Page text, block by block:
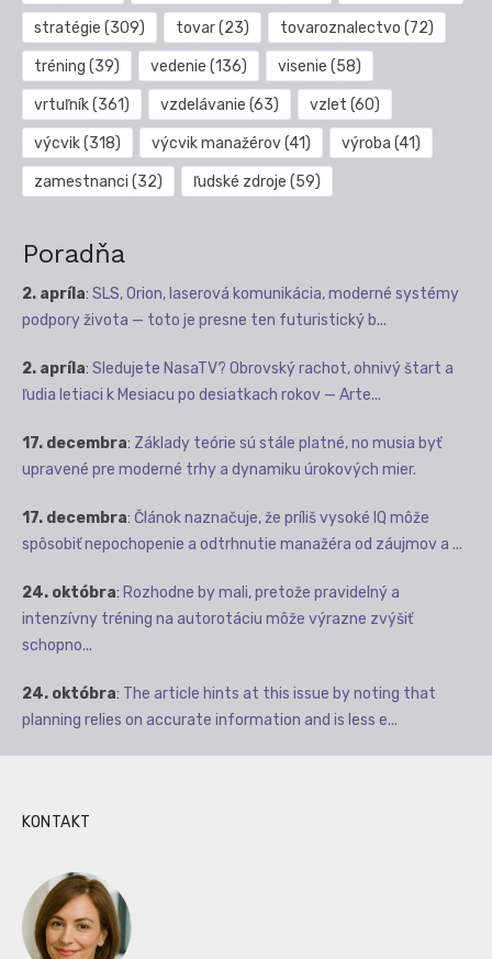
stratégie (309) tovar(23) tovaroznalectvo (72)
tréning (39) vedenie (136) visenie (58)
vrtuľník(361) vzdelávanie (63) vzlet (60)
výcvik(318) výcvik manažérov(41) výroba (41)
zamestnanci (32) ľudské zdroje (59)
Poradňa
2. apríla: SLS, Orion, laserová komunikácia, moderné systémy
podpory života — toto je presne ten futuristický b...
2. apríla: Sledujete NasaTV? Obrovský rachot, ohnivý štart a
ľudia letiaci k Mesiacu po desiatkach rokov — Arte...
17. decembra: Základy teórie sú stále platné, no musia byť
upravené pre moderné trhy a dynamiku úrokových mier.
17. decembra: Článok naznačuje, že príliš vysoké IQ môže
spôsobiť nepochopenie a odtrhnutie manažéra od záujmov a ...
24. októbra: Rozhodne by mali, pretože pravidelný a
intenzívny tréning na autorotáciu môže výrazne zvýšiť
schopno...
24. októbra: The article hints at this issue by noting that
planning relies on accurate information and is less e...
KONTAKT